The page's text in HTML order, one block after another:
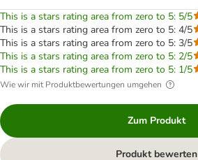
This is a stars rating area from zero to 5: 5/5
This is a stars rating area from zero to 5: 4/5
This is a stars rating area from zero to 5: 3/5
This is a stars rating area from zero to 5: 2/5
This is a stars rating area from zero to 5: 1/5
Wie wir mit Produktbewertungen umgehen
Zum Produkt
Produkt bewerten